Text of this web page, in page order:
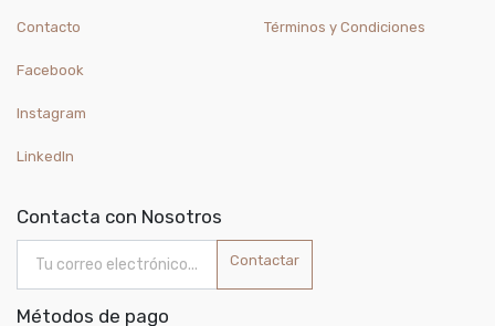
Contacto Términos y Condiciones
Facebook
Instagram
LinkedIn
Contacta con Nosotros
Contactar
Métodos de pago